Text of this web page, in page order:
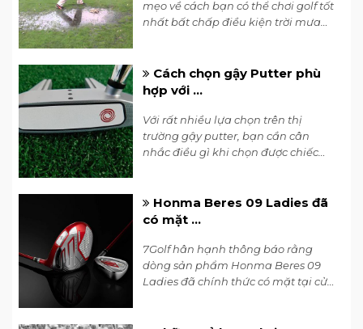
mẹo về cách bạn có thể chơi golf tốt
nhất bất chấp điều kiện trời mưa
Cách chọn gậy Putter phù
hợp với ...
Với rất nhiều lựa chọn trên thị
trường gậy putter, bạn cần cân
nhắc điều gì khi chọn được chiếc
Honma Beres 09 Ladies đã
có mặt ...
7Golf hân hạnh thông báo rằng
dòng sản phẩm Honma Beres 09
Ladies đã chính thức có mặt tại cửa